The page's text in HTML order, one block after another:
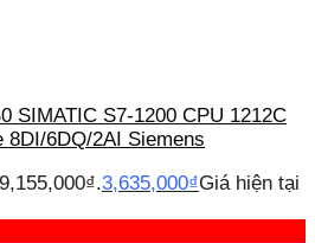
SIMATIC S7-1200 CPU 1212C
8DI/6DQ/2AI Siemens
3,635,000₫Giá hiện tại